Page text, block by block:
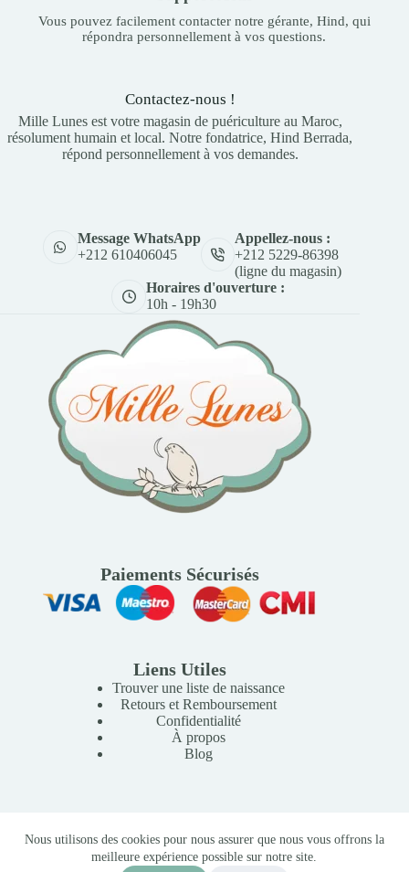
Nous utilisons des cookies pour nous assurer que nous vous offrons la
meilleure expérience possible sur notre site.
Vous pouvez facilement contacter notre gérante, Hind, qui
répondra personnellement à vos questions.
Contactez-nous !
Mille Lunes est votre magasin de puériculture au Maroc,
résolument humain et local. Notre fondatrice, Hind Berrada,
répond personnellement à vos demandes.
Message WhatsApp
+212 610406045
Appellez-nous :
+212 5229-86398
(ligne du magasin)
Horaires d'ouverture :
10h - 19h30
Paiements Sécurisés
Liens Utiles
Trouver une liste de naissance
Retours et Remboursement
Confidentialité
À propos
Blog
Copyright © 2026 Mille Lunes - Création du site :
Baptiste
-Conditions Générales de Vente